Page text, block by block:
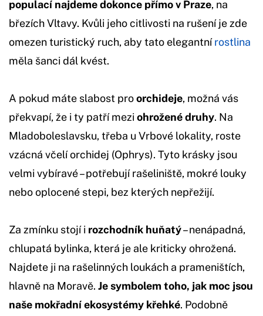
populací najdeme dokonce přímo v Praze, na
březích Vltavy. Kvůli jeho citlivosti na rušení je zde
omezen turistický ruch, aby tato elegantnírostlina
měla šanci dál kvést.
A pokud máte slabost proorchideje, možná vás
překvapí, že i ty patří mezi ohrožené druhy. Na
Mladoboleslavsku, třeba u Vrbové lokality, roste
vzácná včelí orchidej (Ophrys). Tyto krásky jsou
velmi vybíravé – potřebují rašeliniště, mokré louky
nebo oplocené stepi, bez kterých nepřežijí.
Za zmínku stojí i rozchodník huňatý– nenápadná,
chlupatá bylinka, která je ale kriticky ohrožená.
Najdete ji na rašelinných loukách a prameništích,
hlavně na Moravě. Je symbolem toho, jak moc jsou
naše mokřadní ekosystémy křehké. Podobně